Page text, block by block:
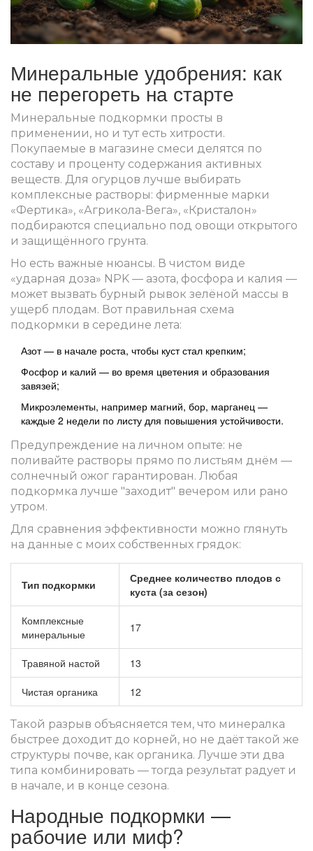
Минеральные удобрения: как
не перегореть на старте
Минеральные подкормки просты в
применении, но и тут есть хитрости.
Покупаемые в магазине смеси делятся по
составу и проценту содержания активных
веществ. Для огурцов лучше выбирать
комплексные растворы: фирменные марки
«Фертика», «Агрикола-Вега», «Кристалон»
подбираются специально под овощи открытого
и защищённого грунта.
Но есть важные нюансы. В чистом виде
«ударная доза» NPK — азота, фосфора и калия —
может вызвать бурный рывок зелёной массы в
ущерб плодам. Вот правильная схема
подкормки в середине лета:
Азот — в начале роста, чтобы куст стал крепким;
Фосфор и калий — во время цветения и образования
завязей;
Микроэлементы, например магний, бор, марганец —
каждые 2 недели по листу для повышения устойчивости.
Предупреждение на личном опыте: не
поливайте растворы прямо по листьям днём —
солнечный ожог гарантирован. Любая
подкормка лучше "заходит" вечером или рано
утром.
Для сравнения эффективности можно глянуть
на данные с моих собственных грядок:
Тип подкормки
Среднее количество плодов с
куста (за сезон)
Комплексные
минеральные
17
Травяной настой 13
Чистая органика 12
Такой разрыв объясняется тем, что минералка
быстрее доходит до корней, но не даёт такой же
структуры почве, как органика. Лучше эти два
типа комбинировать — тогда результат радует и
в начале, и в конце сезона.
Народные подкормки —
рабочие или миф?